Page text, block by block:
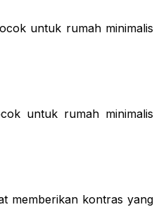
untuk rumah minimalis
untuk rumah minimalis
memberikan kontras yang